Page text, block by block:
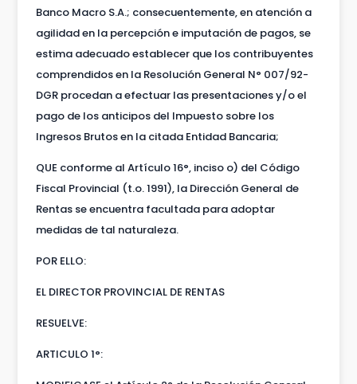
Banco Macro S.A.; consecuentemente, en atención a
agilidad en la percepción e imputación de pagos, se
estima adecuado establecer que los contribuyentes
comprendidos en la Resolución General N° 007/92-
DGR procedan a efectuar las presentaciones y/o el
pago de los anticipos del Impuesto sobre los
Ingresos Brutos en la citada Entidad Bancaria;
QUE conforme al Artículo 16°, inciso o) del Código
Fiscal Provincial (t.o. 1991), la Dirección General de
Rentas se encuentra facultada para adoptar
medidas de tal naturaleza.
POR ELLO:
EL DIRECTOR PROVINCIAL DE RENTAS
RESUELVE:
ARTICULO 1°: